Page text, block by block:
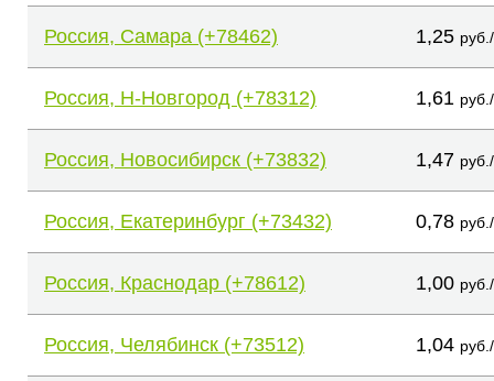
Россия, Самара (+78462) 1,25
Россия, Н-Новгород (+78312) 1,61
Россия, Новосибирск (+73832) 1,47
Россия, Екатеринбург (+73432) 0,78
Россия, Краснодар (+78612) 1,00
Россия, Челябинск (+73512) 1,04